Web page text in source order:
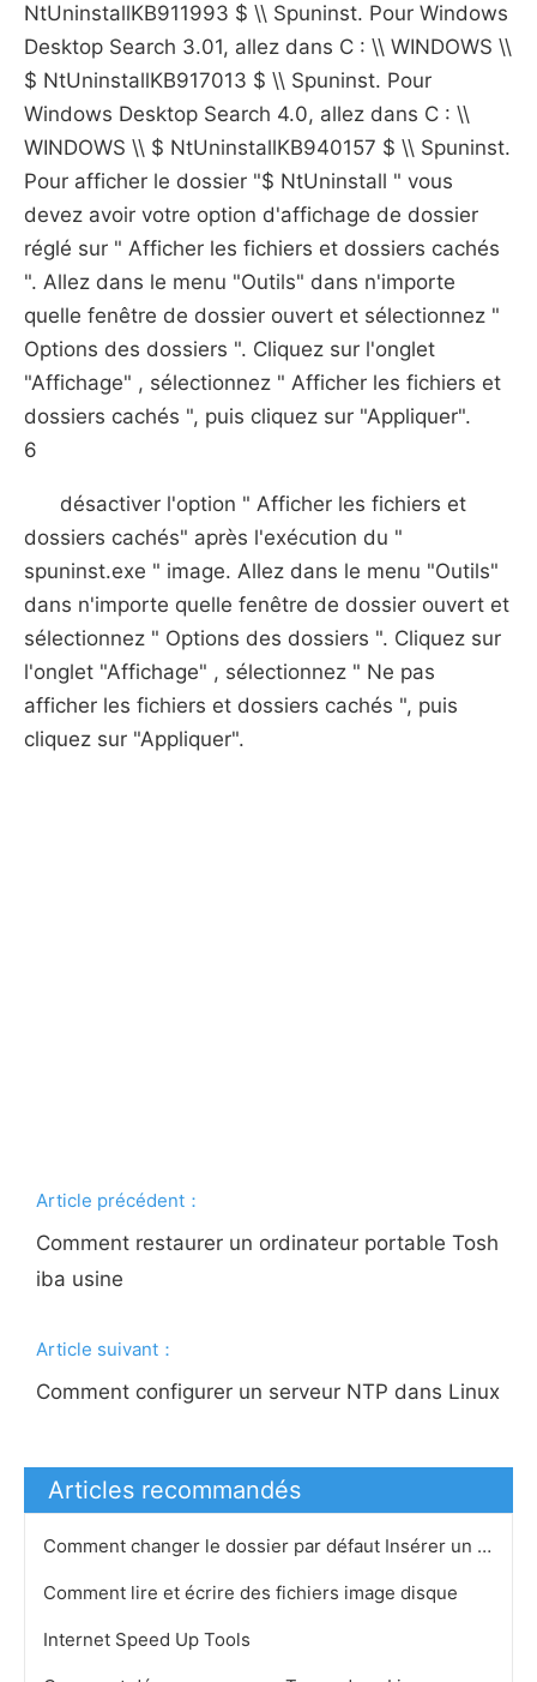
NtUninstallKB911993 $ \\ Spuninst. Pour Windows
Desktop Search 3.01, allez dans C : \\ WINDOWS \\
$ NtUninstallKB917013 $ \\ Spuninst. Pour
Windows Desktop Search 4.0, allez dans C : \\
WINDOWS \\ $ NtUninstallKB940157 $ \\ Spuninst.
Pour afficher le dossier "$ NtUninstall " vous
devez avoir votre option d'affichage de dossier
réglé sur " Afficher les fichiers et dossiers cachés
". Allez dans le menu "Outils" dans n'importe
quelle fenêtre de dossier ouvert et sélectionnez "
Options des dossiers ". Cliquez sur l'onglet
"Affichage" , sélectionnez " Afficher les fichiers et
dossiers cachés ", puis cliquez sur "Appliquer".
6
désactiver l'option " Afficher les fichiers et
dossiers cachés" après l'exécution du "
spuninst.exe " image. Allez dans le menu "Outils"
dans n'importe quelle fenêtre de dossier ouvert et
sélectionnez " Options des dossiers ". Cliquez sur
l'onglet "Affichage" , sélectionnez " Ne pas
afficher les fichiers et dossiers cachés ", puis
cliquez sur "Appliquer".
Article précédent：
Comment restaurer un ordinateur portable Tosh
iba usine
Article suivant：
Comment configurer un serveur NTP dans Linux
Articles recommandés
Comment changer le dossier par défaut Insérer un CD de Virtual Circle
Comment lire et écrire des fichiers image disque
Internet Speed ​​Up Tools